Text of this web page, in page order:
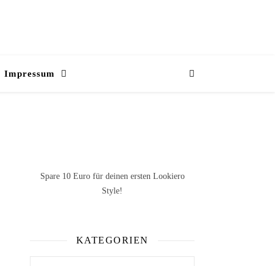
Impressum
Spare 10 Euro für deinen ersten Lookiero
Style!
KATEGORIEN